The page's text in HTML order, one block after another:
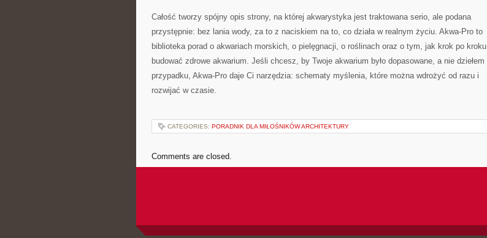
Całość tworzy spójny opis strony, na której akwarystyka jest traktowana serio, ale podana
przystępnie: bez lania wody, za to z naciskiem na to, co działa w realnym życiu. Akwa-Pro to
biblioteka porad o akwariach morskich, o pielęgnacji, o roślinach oraz o tym, jak krok po kroku
budować zdrowe akwarium. Jeśli chcesz, by Twoje akwarium było dopasowane, a nie dziełem
przypadku, Akwa-Pro daje Ci narzędzia: schematy myślenia, które można wdrożyć od razu i
rozwijać w czasie.
CATEGORIES: PORADNIK DLA MIŁOŚNIKÓW ARCHITEKTURY
Comments are closed.